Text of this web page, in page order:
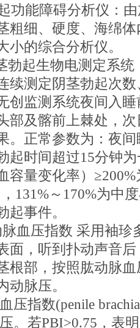
障碍分析仪：由
粗细、硬度、海绵
小的综合分析仪。
生物电测定系统
续测定阴茎勃起次
创监测系统夜间入
部及髂前上棘处，
。正常参数为：夜
起时间超过15分钟
容量变化率）≥200%
131%～170%为中
起事件。
压指数 采用袖珍
面，听到扑动声音
根部，按照肱动脉
动脉压。
指数(penile
。若PBI>0.75，表